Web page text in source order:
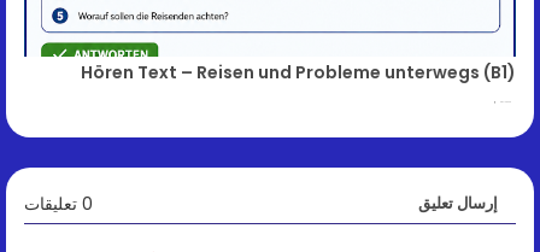
Hören Text – Reisen und Probleme unterwegs (B1)
إرسال تعليق 0 تعليقات